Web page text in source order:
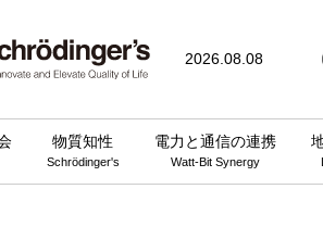
2026.08.08
物質知性
Schrödinger's
電力と通信の連携
Watt-Bit Synergy